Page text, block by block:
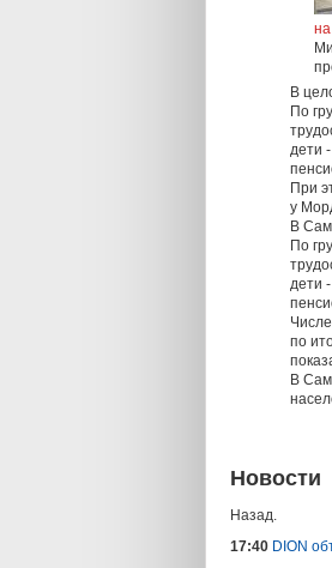
В
По
дети
При
у
В
По
дети
по
В
Новости
Назад.
17:40 DION